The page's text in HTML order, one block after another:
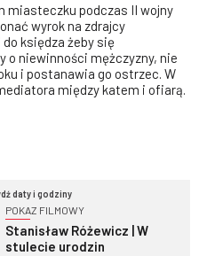
miasteczku podczas II wojny
wyrok na zdrajcy
księdza żeby się
o niewinności mężczyzny, nie
i postanawia go ostrzec. W
między katem i ofiarą.
daty i godziny
POKAZ FILMOWY
Stanisław Różewicz | W
stulecie urodzin